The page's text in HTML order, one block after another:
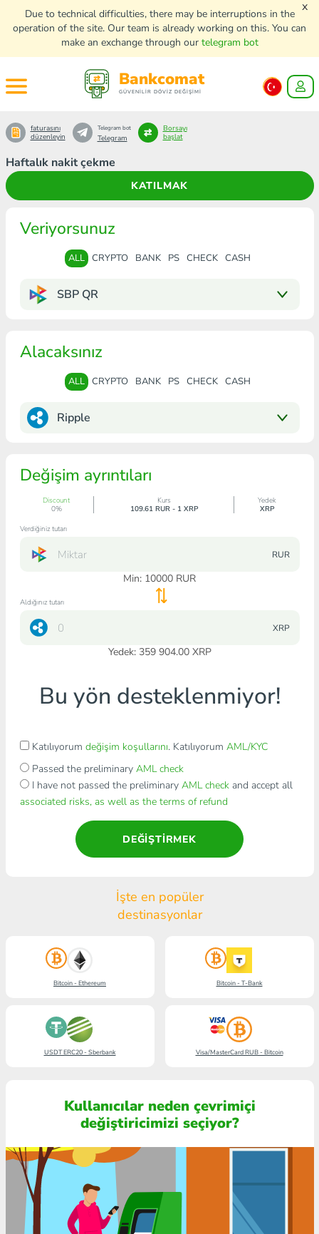
Due to technical difficulties, there may be interruptions in the
operation of the site. Our team is already working on this. You can
make an exchange through our telegram bot
x
Bankcomat
GÜVENİLİR DÖVİZ DEĞİŞİMİ
Haftalık nakit çekme
KATILMAK
faturasını
düzenleyin
Telegram bot
Telegram
Borsayı
başlat
Veriyorsunuz
ALL CRYPTO BANK PS CHECK CASH
SBP QR
Alacaksınız
ALL CRYPTO BANK PS CHECK CASH
Ripple
Değişim ayrıntıları
Discount
0%
Kurs
109.61 RUR - 1 XRP
Yedek
XRP
Verdiğiniz tutarı
RUR
Min: 10000 RUR
Aldığınız tutarı
XRP
Yedek: 359 904.00 XRP
Bu yön desteklenmiyor!
Katılıyorum değişim koşullarını. Katılıyorum AML/KYC
Passed the preliminary AML check
I have not passed the preliminary AML checkand accept all
associated risks, as well as the terms of refund
DEĞIŞTIRMEK
İşte en popüler
destinasyonlar
Bitcoin - Ethereum Bitcoin - T-Bank
USDT ERC20 - Sberbank Visa/MasterCard RUB - Bitcoin
Kullanıcılar neden çevrimiçi
değiştiricimizi seçiyor?